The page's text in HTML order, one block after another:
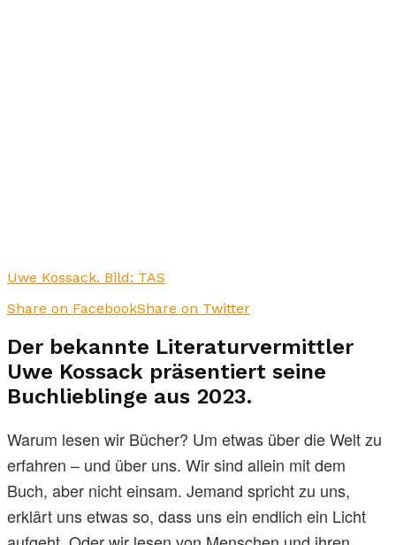
Uwe Kossack. Bild: TAS
Share on FacebookShare on Twitter
Der bekannte Literaturvermittler
Uwe Kossack präsentiert seine
Buchlieblinge aus 2023.
Warum lesen wir Bücher? Um etwas über die Welt zu
erfahren – und über uns. Wir sind allein mit dem
Buch, aber nicht einsam. Jemand spricht zu uns,
erklärt uns etwas so, dass uns ein endlich ein Licht